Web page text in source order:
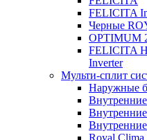
FELICITA
Черные
OPTIMUM
FELICITA
Inverter
Мульти-сплит
Наружные
Royal